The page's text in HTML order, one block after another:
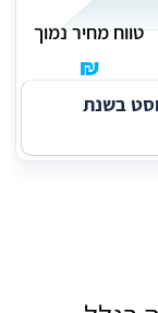
טווח מחיר נמוך
₪
בשנת